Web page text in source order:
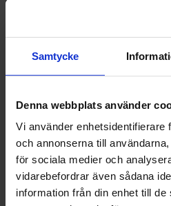
Samtycke
Denna webbplats använder
Vi använder enhetsidentifierare
och annonserna till
för sociala medier och
vidarebefordrar även sådana
information från din enhet till
universitet pekade på att
att resurserna till
minskat med 40 procent.
kvalitet.
En ny punkt skrevs också
utbildningspolitiska
resurserna till
produktivitetsavdraget i